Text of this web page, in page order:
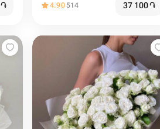
֏ 4.90514 37 100֏